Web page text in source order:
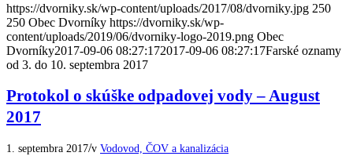
https://dvorniky.sk/wp-content/uploads/2017/08/dvorniky.jpg 250
250 Obec Dvorníky https://dvorniky.sk/wp-
content/uploads/2019/06/dvorniky-logo-2019.png Obec
Dvorníky2017-09-06 08:27:172017-09-06 08:27:17Farské oznamy
od 3. do 10. septembra 2017
Protokol o skúške odpadovej vody – August
2017
1. septembra 2017/v Vodovod, ČOV a kanalizácia